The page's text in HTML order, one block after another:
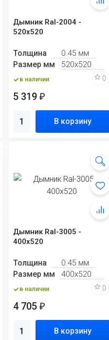
Дымник Ral-2004 -
520х520
Толщина
0.45 мм
Размер мм
520х520
в наличии 0
5 319₽
В корзину
Дымник Ral-3005 -
400х520
Толщина
0.45 мм
Размер мм
400х520
в наличии 0
4 705₽
В корзину